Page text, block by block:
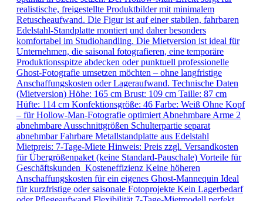
realistische, freigestellte Produktbilder mit minimalem
Retuscheaufwand. Die Figur ist auf einer stabilen, fahrbaren
Edelstahl-Standplatte montiert und daher besonders
komfortabel im Studiohandling. Die Mietversion ist ideal für
Unternehmen, die saisonal fotografieren, eine temporäre
Produktionsspitze abdecken oder punktuell professionelle
Ghost-Fotografie umsetzen möchten – ohne langfristige
Anschaffungskosten oder Lageraufwand. Technische Daten
(Mietversion) Höhe: 165 cm Brust: 109 cm Taille: 87 cm
Hüfte: 114 cm Konfektionsgröße: 46 Farbe: Weiß Ohne Kopf
– für Hollow-Man-Fotografie optimiert Abnehmbare Arme 2
abnehmbare Ausschnittgrößen Schulterpartie separat
abnehmbar Fahrbare Metallstandplatte aus Edelstahl
Mietpreis: 7-Tage-Miete Hinweis: Preis zzgl. Versandkosten
für Übergrößenpaket (keine Standard-Pauschale) Vorteile für
Geschäftskunden Kosteneffizienz Keine höheren
Anschaffungskosten für ein eigenes Ghost-Mannequin Ideal
für kurzfristige oder saisonale Fotoprojekte Kein Lagerbedarf